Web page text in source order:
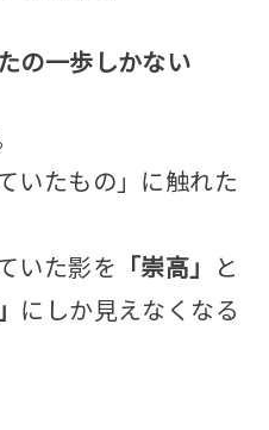
の一歩しかない
いたもの」に触れた
いた影を 「崇高」
と
にしか見えなくなる